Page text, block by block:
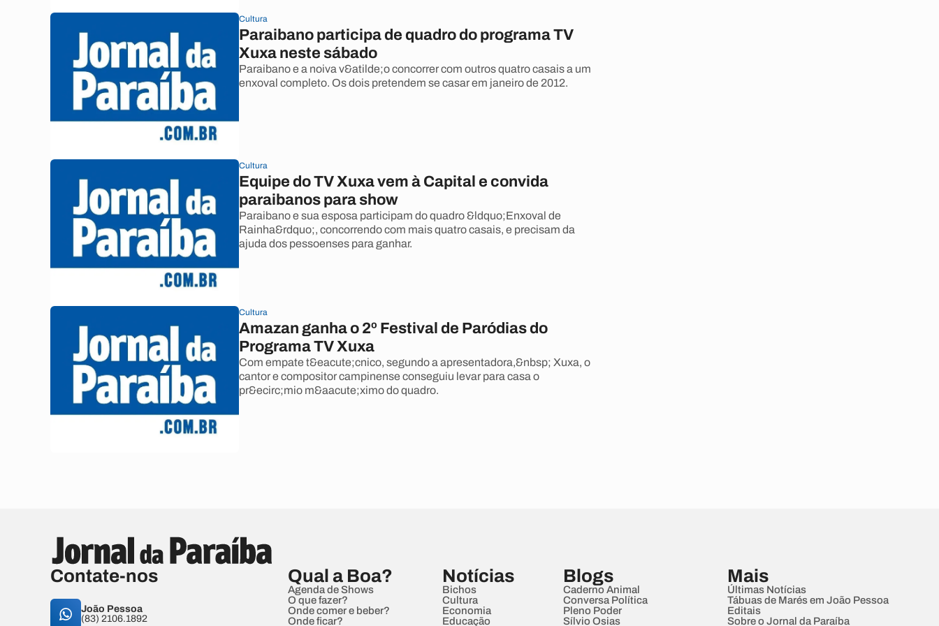
Cultura
Paraibano participa de quadro do programa TV
Xuxa neste sábado
Paraibano e a noiva v&atilde;o concorrer com outros quatro casais a um
enxoval completo. Os dois pretendem se casar em janeiro de 2012.
Cultura
Equipe do TV Xuxa vem à Capital e convida
paraibanos para show
Paraibano e sua esposa participam do quadro &ldquo;Enxoval de
Rainha&rdquo;, concorrendo com mais quatro casais, e precisam da
ajuda dos pessoenses para ganhar.
Cultura
Amazan ganha o 2º Festival de Paródias do
Programa TV Xuxa
Com empate t&eacute;cnico, segundo a apresentadora,&nbsp; Xuxa, o
cantor e compositor campinense conseguiu levar para casa o
pr&ecirc;mio m&aacute;ximo do quadro.
Contate-nos
João Pessoa
(83) 2106.1892
Qual a Boa?
Agenda de Shows
O que fazer?
Onde comer e beber?
Onde ficar?
Notícias
Bichos
Cultura
Economia
Educação
Blogs
Caderno Animal
Conversa Política
Pleno Poder
Sílvio Osias
Mais
Últimas Notícias
Tábuas de Marés em João Pessoa
Editais
Sobre o Jornal da Paraíba